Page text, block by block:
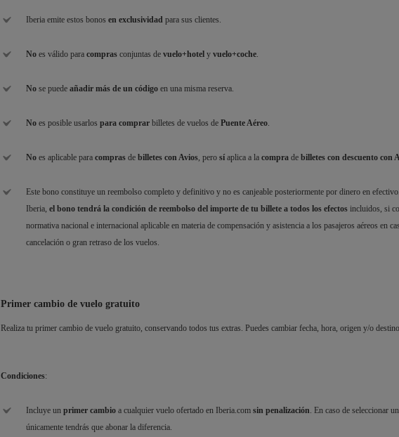
Iberia emite estos bonos en exclusividad para sus clientes.
No es válido para compras conjuntas de vuelo+hotel y vuelo+coche.
No se puede añadir más de un código en una misma reserva.
No es posible usarlos para comprar billetes de vuelos de Puente Aéreo.
No es aplicable para compras de billetes con Avios, pero sí aplica a la compra de billetes con descuento con
Este bono constituye un reembolso completo y definitivo y no es canjeable posteriormente por dinero en
Iberia, el bono tendrá la condición de reembolso del importe de tu billete a todos los efectos incluidos, si
normativa nacional e internacional aplicable en materia de compensación y asistencia a los pasajeros aéreos en
cancelación o gran retraso de los vuelos.
Primer cambio de vuelo gratuito
Realiza tu primer cambio de vuelo gratuito, conservando todos tus extras. Puedes cambiar fecha, hora, origen y/o
Condiciones:
Incluye un primer cambio a cualquier vuelo ofertado en Iberia.com sin penalización. En caso de seleccionar
únicamente tendrás que abonar la diferencia.